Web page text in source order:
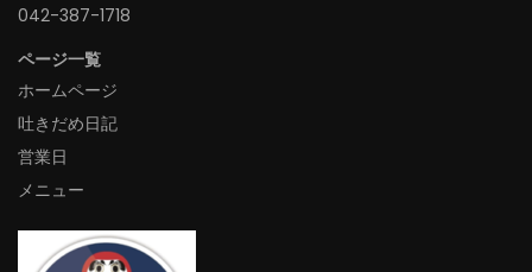
042-387-1718‬
ページ一覧
ホームページ
吐きだめ日記
営業日
メニュー